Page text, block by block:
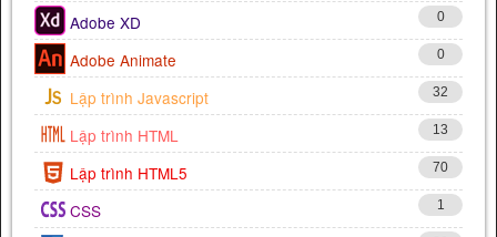
Adobe XD 0
Adobe Animate 0
Lập trình Javascript 32
Lập trình HTML 13
Lập trình HTML5 70
CSS 1